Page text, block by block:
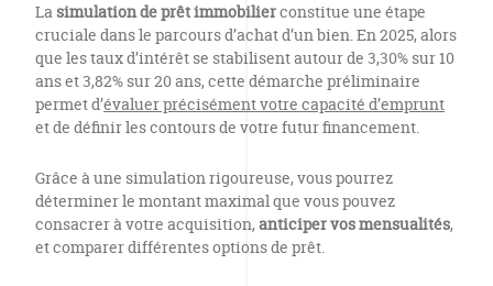
La simulation de prêt immobilierconstitue une étape
cruciale dans le parcours d’achat d’un bien. En 2025, alors
que les taux d’intérêt se stabilisent autour de 3,30% sur 10
ans et 3,82% sur 20 ans, cette démarche préliminaire
permet d’évaluer précisément votre capacité d’emprunt
et de définir les contours de votre futur financement.
Grâce à une simulation rigoureuse, vous pourrez
déterminer le montant maximal que vous pouvez
consacrer à votre acquisition, anticiper vos mensualités,
et comparer différentes options de prêt.